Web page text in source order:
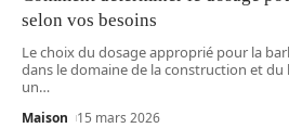
selon vos besoins
Le choix du dosage approprié pour la
dans le domaine de la construction et du
un…
Maison 15 mars 2026